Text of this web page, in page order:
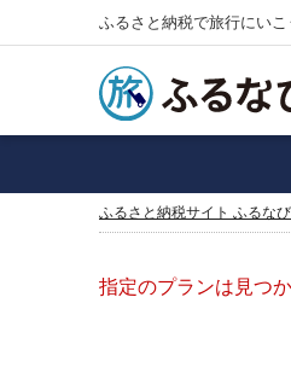
ふるさと納税で旅行にい
ふるさと納税サイト ふるな
指定のプランは見つ